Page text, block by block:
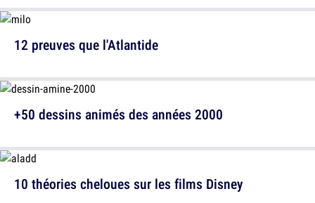
+50 dessins animés des années 2000
12 preuves que l'Atlantide
10 théories cheloues sur les films Disney